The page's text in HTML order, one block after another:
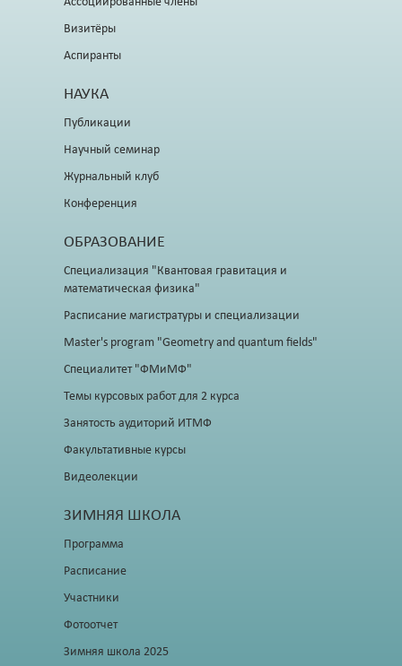
Визитёры
Аспиранты
НАУКА
Публикации
Научный семинар
Журнальный клуб
Конференция
ОБРАЗОВАНИЕ
Специализация "Квантовая гравитация и
математическая физика"
Расписание магистратуры и специализации
Master's program "Geometry and quantum fields"
Специалитет "ФМиМФ"
Темы курсовых работ для 2 курса
Занятость аудиторий ИТМФ
Факультативные курсы
Видеолекции
ЗИМНЯЯ ШКОЛА
Программа
Расписание
Участники
Фотоотчет
Зимняя школа 2025